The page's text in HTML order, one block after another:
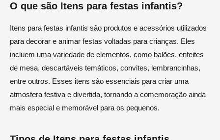
O que são Itens para festas infantis?
Itens para festas infantis são produtos e acessórios utilizados
para decorar e animar festas voltadas para crianças. Eles
incluem uma variedade de elementos, como balões, enfeites
de mesa, descartáveis temáticos, convites, lembrancinhas,
entre outros. Esses itens são essenciais para criar uma
atmosfera festiva e divertida, tornando a comemoração ainda
mais especial e memorável para os pequenos.